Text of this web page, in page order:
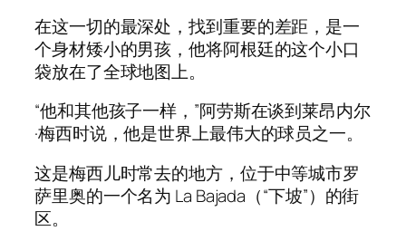
在这一切的最深处，找到重要的差距，是一
个身材矮小的男孩，他将阿根廷的这个小口
袋放在了全球地图上。
“他和其他孩子一样，”阿劳斯在谈到莱昂内尔
·梅西时说，他是世界上最伟大的球员之一。
这是梅西儿时常去的地方，位于中等城市罗
萨里奥的一个名为 La Bajada（“下坡”）的街
区。